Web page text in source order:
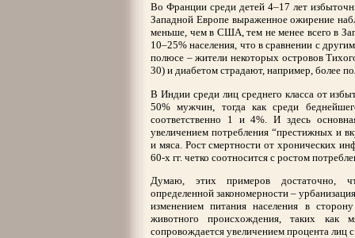
Во Франции среди детей 4–17 лет
Западной Европе выраженное ожирение
меньше, чем в США, тем не менее всего в
10–25% населения, что в сравнении с
полюсе – жители некоторых островов
30) и диабетом страдают, например, более
В Индии среди лиц среднего класса от
50% мужчин, тогда как среди
соответственно 1 и 4%. И здесь
увеличением потребления “престижных и
и мяса. Рост смертности от хронических
60-х гг. четко соотносится с ростом
Думаю, этих примеров достаточно,
определенной закономерности –
изменением питания населения в
животного происхождения, таких
сопровождается увеличением процента